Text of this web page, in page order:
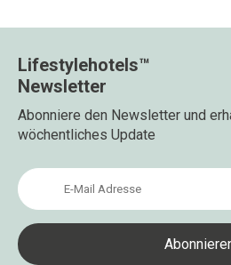
Lifestylehotels™
Newsletter
Abonniere den Newsletter und
wöchentliches Update